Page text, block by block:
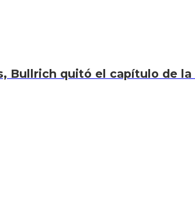
Bullrich quitó el capítulo de la